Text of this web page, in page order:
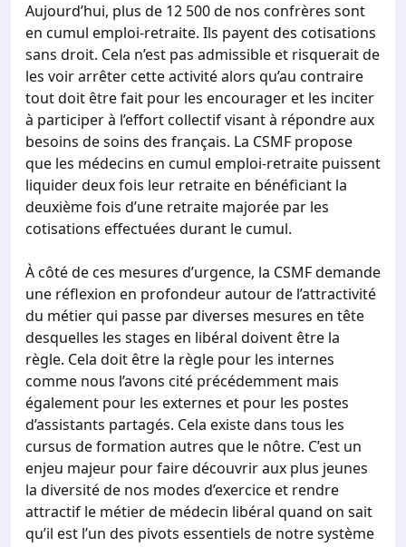
Aujourd’hui, plus de 12 500 de nos confrères sont
en cumul emploi-retraite. Ils payent des cotisations
sans droit. Cela n’est pas admissible et risquerait de
les voir arrêter cette activité alors qu’au contraire
tout doit être fait pour les encourager et les inciter
à participer à l’effort collectif visant à répondre aux
besoins de soins des français. La CSMF propose
que les médecins en cumul emploi-retraite puissent
liquider deux fois leur retraite en bénéficiant la
deuxième fois d’une retraite majorée par les
cotisations effectuées durant le cumul.
À côté de ces mesures d’urgence, la CSMF demande
une réflexion en profondeur autour de l’attractivité
du métier qui passe par diverses mesures en tête
desquelles les stages en libéral doivent être la
règle. Cela doit être la règle pour les internes
comme nous l’avons cité précédemment mais
également pour les externes et pour les postes
d’assistants partagés. Cela existe dans tous les
cursus de formation autres que le nôtre. C’est un
enjeu majeur pour faire découvrir aux plus jeunes
la diversité de nos modes d’exercice et rendre
attractif le métier de médecin libéral quand on sait
qu’il est l’un des pivots essentiels de notre système